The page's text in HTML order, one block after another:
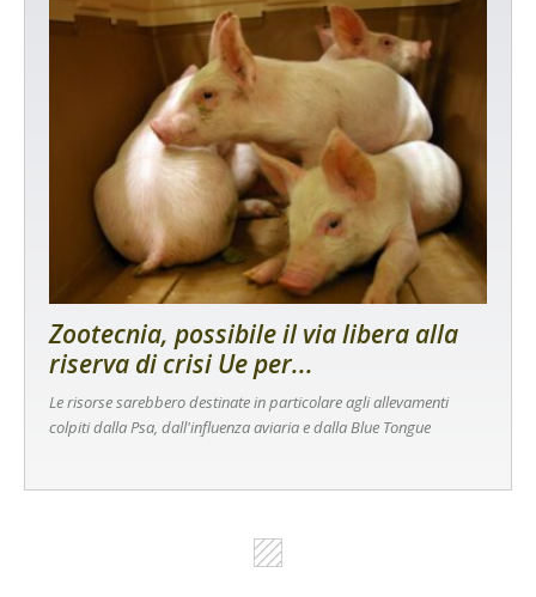
Zootecnia, possibile il via libera alla
riserva di crisi Ue per...
Le risorse sarebbero destinate in particolare agli allevamenti
colpiti dalla Psa, dall'influenza aviaria e dalla Blue Tongue